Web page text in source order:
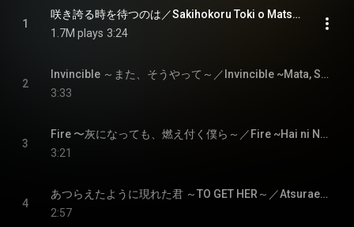
1
咲き誇る時を待つのは／Sakihokoru Toki o Matsu no wa
1.7M plays 3:24
2
Invincible ～また、そうやって～／Invincible ~Mata, Soyatte~
3:33
3
Fire 〜灰になっても、燃え付く僕ら～／Fire ~Hai ni Nattemo, Moetsuku Bokura~
3:21
4
あつらえたように現れた君 ～TO GET HER～／Atsuraeta yo ni Arawareta Kimi ~TO GET HER~
2:57